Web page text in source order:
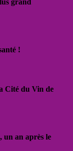
!
Cité du Vin de
un an après le